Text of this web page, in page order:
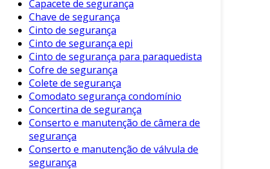
poliéster ou PVC.
Proteção: Contam com biqueira de
proteção, geralmente em aço ou
composite.
Solado Antiderrapante
projetado para evitar escorregões em
superfícies molhadas ou ásperas.
Conforto : Muitas botinas vêm com
palmilhas acolchoadas, garantindo
conforto durante o uso prolongado.
Capacete de segurança
Chave de segurança
Cinto de segurança
Cinto de segurança epi
Cinto de segurança para paraquedista
Cofre de segurança
Colete de segurança
Comodato segurança condomínio
Concertina de segurança
Conserto e manutenção de câmera de
segurança
Conserto e manutenção de válvula de
segurança